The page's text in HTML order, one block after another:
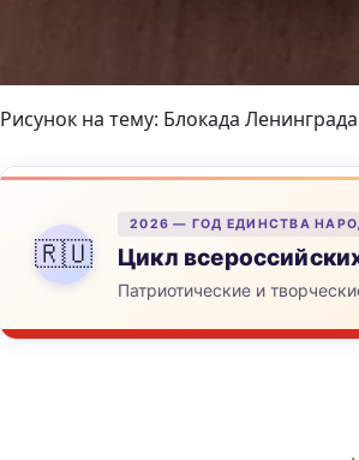
Рисунок на тему: Блокада Ленинграда
🇷🇺
2026 — ГОД ЕДИНСТВА
Цикл
Патриотические и